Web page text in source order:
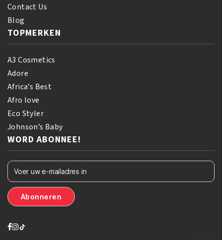
Contact Us
Blog
TOPMERKEN
A3 Cosmetics
Adore
Africa’s Best
Afro love
Eco Styler
Johnson’s Baby
WORD ABONNEE!